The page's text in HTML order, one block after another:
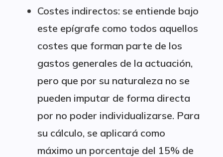
Costes indirectos: se entiende bajo
este epígrafe como todos aquellos
costes que forman parte de los
gastos generales de la actuación,
pero que por su naturaleza no se
pueden imputar de forma directa
por no poder individualizarse. Para
su cálculo, se aplicará como
máximo un porcentaje del 15% de